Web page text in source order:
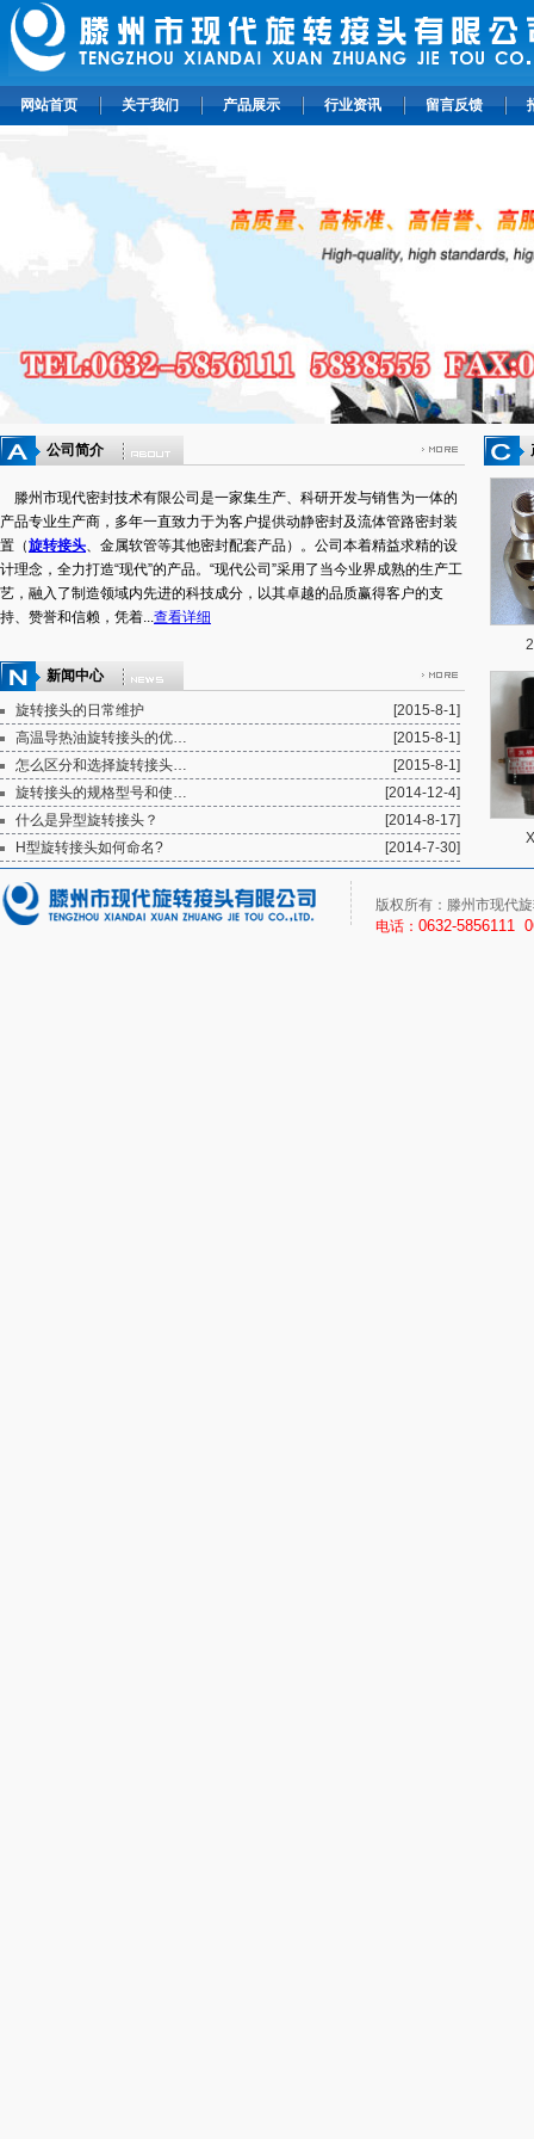
网站首页 关于我们 产品展示 行业资讯 留言反馈
公司简介
滕州市现代密封技术有限公司是一家集生产、科研开发与销售为一体的
产品专业生产商，多年一直致力于为客户提供动静密封及流体管路密封装
置（旋转接头、金属软管等其他密封配套产品）。公司本着精益求精的设
计理念，全力打造“现代”的产品。“现代公司”采用了当今业界成熟的生产工
艺，融入了制造领域内先进的科技成分，以其卓越的品质赢得客户的支
持、赞誉和信赖，凭着...查看详细
新闻中心
旋转接头的日常维护
[2015-8-1]
高温导热油旋转接头的优…
[2015-8-1]
怎么区分和选择旋转接头…
[2015-8-1]
旋转接头的规格型号和使…
[2014-12-4]
什么是异型旋转接头？
[2014-8-17]
H型旋转接头如何命名?
[2014-7-30]
版权所有：滕州市现代
电话： 0632-5856111